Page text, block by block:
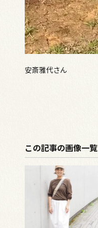
安斎雅代さん
この記事の画像一覧